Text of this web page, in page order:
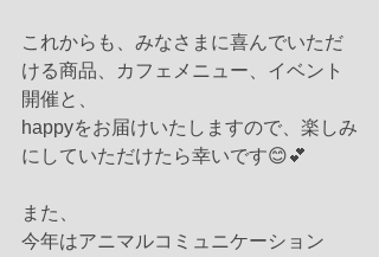
これからも、みなさまに喜んでいただ
ける商品、カフェメニュー、イベント
開催と、
happyをお届けいたしますので、楽しみ
にしていただけたら幸いです😊💕
また、
今年はアニマルコミュニケーション